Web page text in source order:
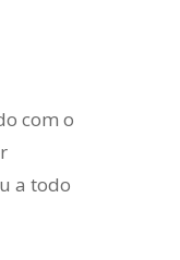
com o
a todo